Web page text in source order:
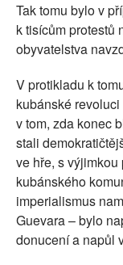
Tak tomu bylo v
k tisícům protestů
obyvatelstva
V protikladu k
kubánské
v tom, zda konec
stali
ve hře, s
kubánského
imperialismus
Guevara – bylo
donucení a napůl